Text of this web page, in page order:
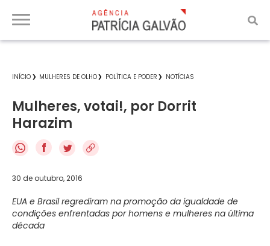
INÍCIO MULHERES DE OLHO POLÍTICA E PODER NOTÍCIAS
Mulheres, votai!, por Dorrit
Harazim
f
30 de outubro, 2016
EUA e Brasil regrediram na promoção da igualdade de
condições enfrentadas por homens e mulheres na última
década